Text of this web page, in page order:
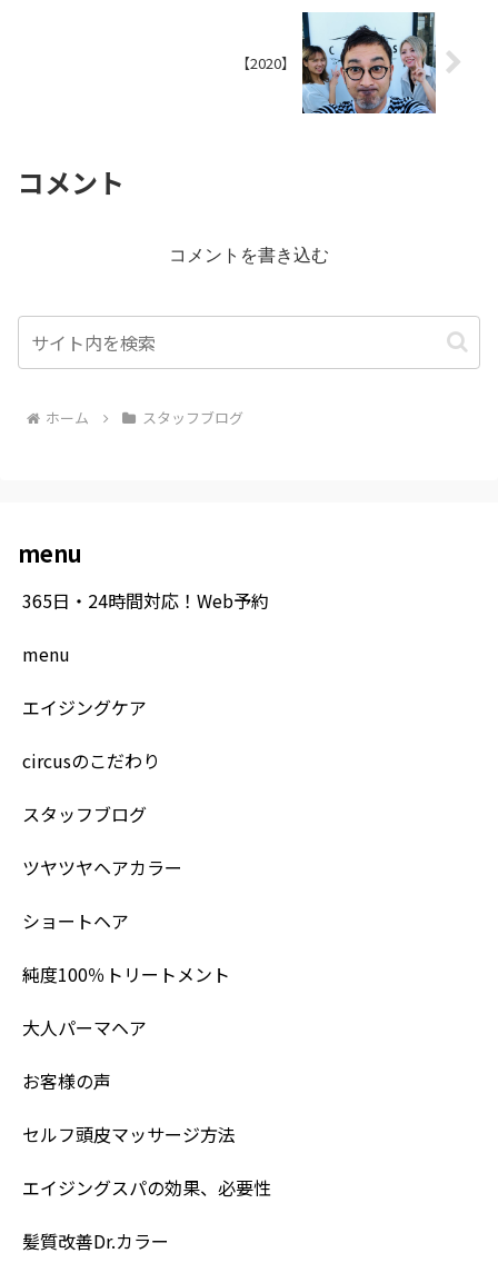
【2020】
コメント
コメントを書き込む
ホーム スタッフブログ
menu
365日・24時間対応！Web予約
menu
エイジングケア
circusのこだわり
スタッフブログ
ツヤツヤヘアカラー
ショートヘア
純度100％トリートメント
大人パーマヘア
お客様の声
セルフ頭皮マッサージ方法
エイジングスパの効果、必要性
髪質改善Dr.カラー